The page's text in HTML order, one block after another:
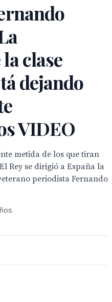
clase
dejando
VIDEO
metida de los que tiran
Rey se dirigió a España la
periodista Fernando